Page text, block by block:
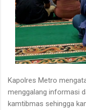
Kapolres Metro
menggalang informasi
kamtibmas sehingga